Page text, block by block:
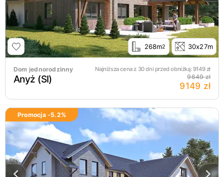
268m2 30x27m
Dom jednorodzinny Najniższa cena z 30 dni przed obniżką:9149zł
Anyż (SI) 9649 zł
9149 zł
Promocja -5.2%